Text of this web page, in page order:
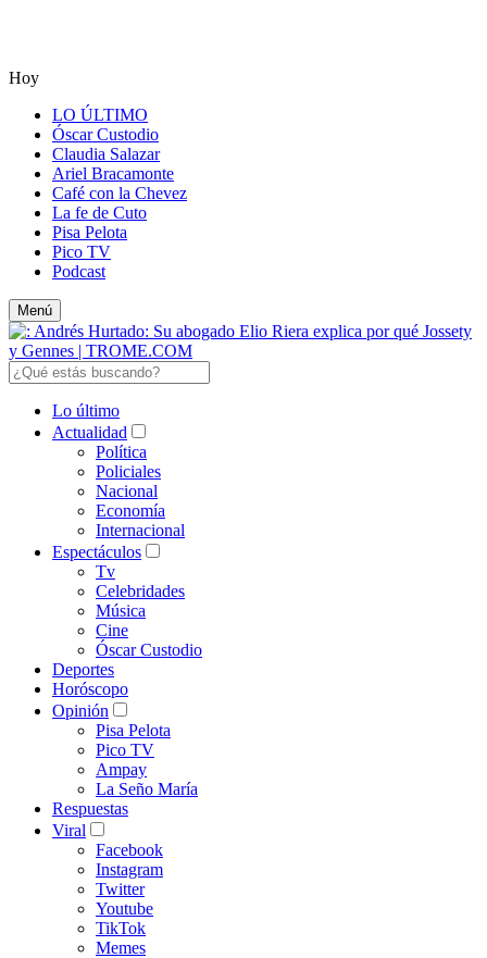
Hoy
LO ÚLTIMO
Óscar Custodio
Claudia Salazar
Ariel Bracamonte
Café con la Chevez
La fe de Cuto
Pisa Pelota
Pico TV
Podcast
Menú
Lo último
Actualidad
Política
Policiales
Nacional
Economía
Internacional
Espectáculos
Tv
Celebridades
Música
Cine
Óscar Custodio
Deportes
Horóscopo
Opinión
Pisa Pelota
Pico TV
Ampay
La Seño María
Respuestas
Viral
Facebook
Instagram
Twitter
Youtube
TikTok
Memes